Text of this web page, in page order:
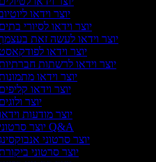
יוצר וידאו
יוצר וידאו לסיורי
יוצר וידאו לעשה זאת
יוצר וידאו
יוצר וידאו לרשתות
יוצר וידאו
יוצר וידאו
יוצר
יוצר מודעות
יוצר סרטוני Q&A
יוצר סרטוני
יוצר סרטוני